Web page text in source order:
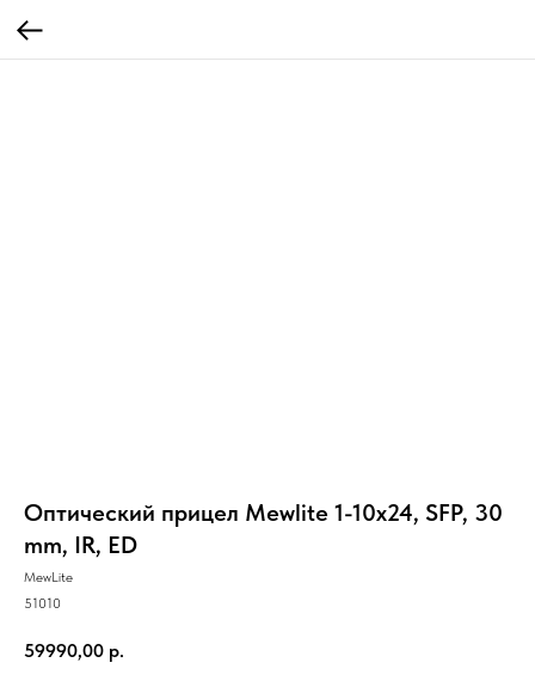
Оптический прицел Mewlite 1-10x24, SFP, 30
mm, IR, ED
MewLite
51010
59990,00 р.